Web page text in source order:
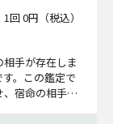
1回 0円（税込）
手が存在しま
。この鑑定で
宿命の相手と